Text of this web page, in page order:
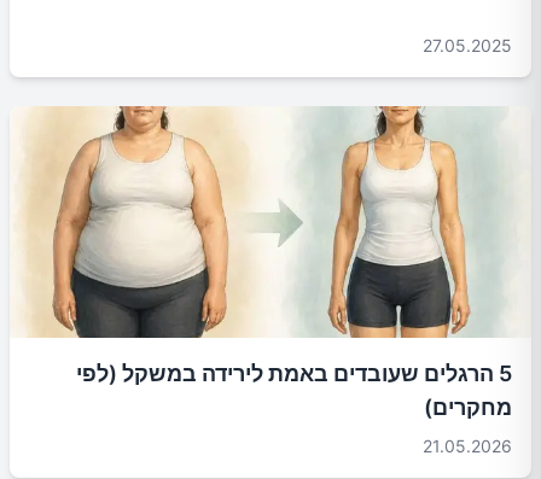
27.05.2025
5 הרגלים שעובדים באמת לירידה במשקל (לפי
מחקרים)
21.05.2026